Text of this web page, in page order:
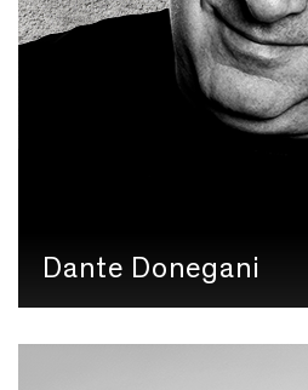
Dante Donegani